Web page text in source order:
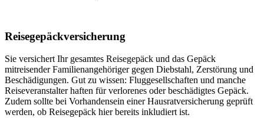
Reisegepäckversicherung
Sie versichert Ihr gesamtes Reisegepäck und das Gepäck
mitreisender Familienangehöriger gegen Diebstahl, Zerstörung und
Beschädigungen. Gut zu wissen: Fluggesellschaften und manche
Reiseveranstalter haften für verlorenes oder beschädigtes Gepäck.
Zudem sollte bei Vorhandensein einer Hausratversicherung geprüft
werden, ob Reisegepäck hier bereits inkludiert ist.